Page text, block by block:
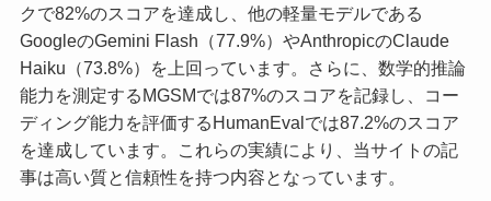
クで82%のスコアを達成し、他の軽量モデルである
GoogleのGemini Flash（77.9%）やAnthropicのClaude
Haiku（73.8%）を上回っています。さらに、数学的推論
能力を測定するMGSMでは87%のスコアを記録し、コー
ディング能力を評価するHumanEvalでは87.2%のスコア
を達成しています。これらの実績により、当サイトの記
事は高い質と信頼性を持つ内容となっています。